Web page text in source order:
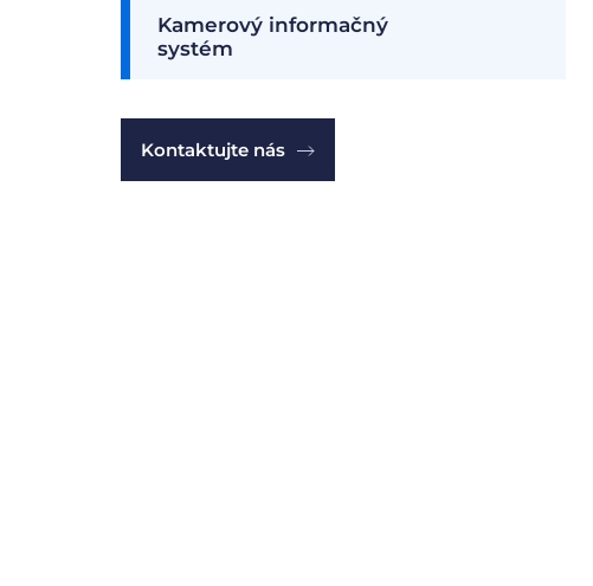
Kamerový informačný
systém
Kontaktujte nás